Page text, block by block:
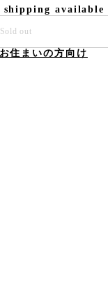
available
Sold out
住まいの方向け